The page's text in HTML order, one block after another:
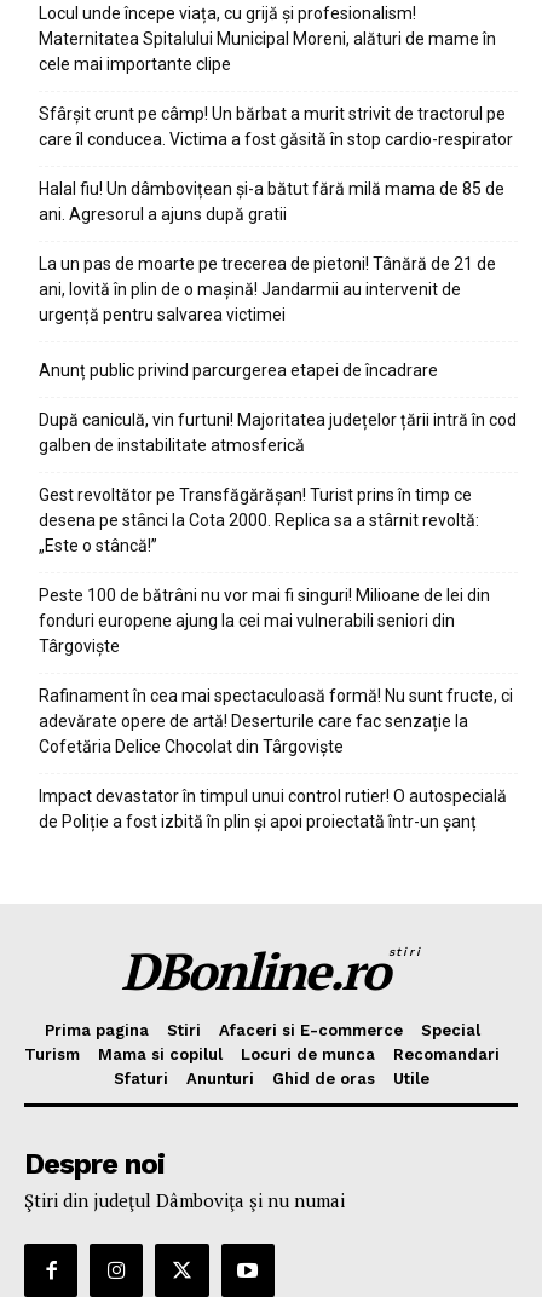
Locul unde începe viața, cu grijă și profesionalism!
Maternitatea Spitalului Municipal Moreni, alături de mame în
cele mai importante clipe
Sfârșit crunt pe câmp! Un bărbat a murit strivit de tractorul pe
care îl conducea. Victima a fost găsită în stop cardio-respirator
Halal fiu! Un dâmbovițean și-a bătut fără milă mama de 85 de
ani. Agresorul a ajuns după gratii
La un pas de moarte pe trecerea de pietoni! Tânără de 21 de
ani, lovită în plin de o mașină! Jandarmii au intervenit de
urgență pentru salvarea victimei
Anunț public privind parcurgerea etapei de încadrare
După caniculă, vin furtuni! Majoritatea județelor țării intră în cod
galben de instabilitate atmosferică
Gest revoltător pe Transfăgărășan! Turist prins în timp ce
desena pe stânci la Cota 2000. Replica sa a stârnit revoltă:
„Este o stâncă!”
Peste 100 de bătrâni nu vor mai fi singuri! Milioane de lei din
fonduri europene ajung la cei mai vulnerabili seniori din
Târgoviște
Rafinament în cea mai spectaculoasă formă! Nu sunt fructe, ci
adevărate opere de artă! Deserturile care fac senzație la
Cofetăria Delice Chocolat din Târgoviște
Impact devastator în timpul unui control rutier! O autospecială
de Poliție a fost izbită în plin și apoi proiectată într-un șanț
DBonline.rostiri
Prima pagina Stiri Afaceri si E-commerce
Special
Turism
Mama si copilul Locuri de munca
Recomandari
Sfaturi
Anunturi Ghid de oras Utile
Despre noi
Ştiri din judeţul Dâmboviţa şi nu numai